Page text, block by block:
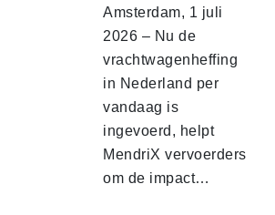
Amsterdam, 1 juli
2026 – Nu de
vrachtwagenheffing
in Nederland per
vandaag is
ingevoerd, helpt
MendriX vervoerders
om de impact…